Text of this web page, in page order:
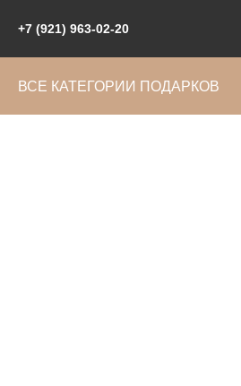
+7 (921) 963-02-20
ВСЕ КАТЕГОРИИ ПОДАРКОВ